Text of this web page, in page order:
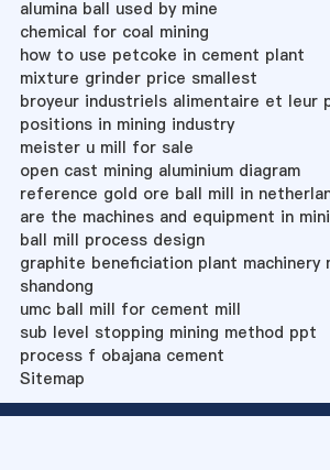
alumina ball used by mine
chemical for coal mining
how to use petcoke in cement plant
mixture grinder price smallest
broyeur industriels alimentaire et leur
positions in mining industry
meister u mill for sale
open cast mining aluminium diagram
reference gold ore ball mill in
are the machines and equipment in
ball mill process design
graphite beneficiation plant machinery
shandong
umc ball mill for cement mill
sub level stopping mining method ppt
process f obajana cement
Sitemap